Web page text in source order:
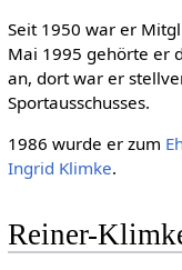
Seit 1950 war er
Mai 1995 gehörte er
an, dort war er
Sportausschusses.
1986 wurde er zum
Ingrid Klimke.
Reiner-